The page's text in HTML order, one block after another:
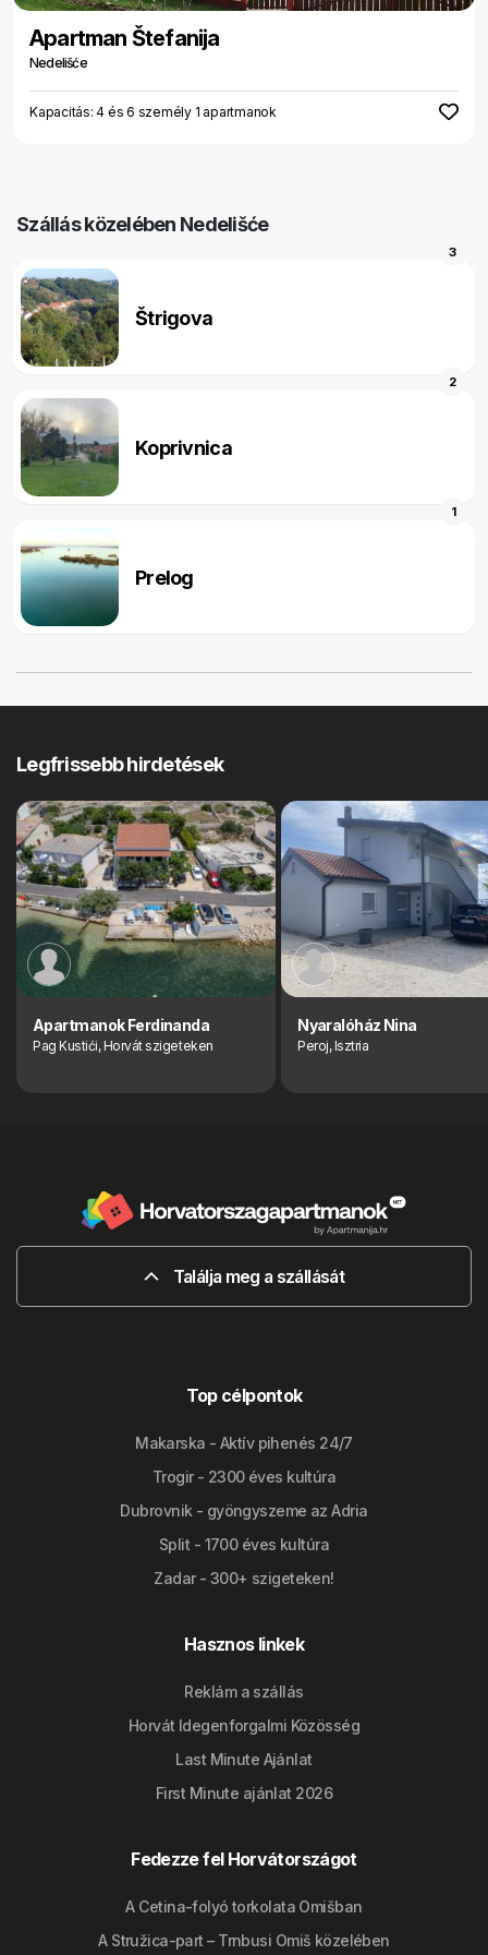
Apartman Štefanija
Nedelišće
Kapacitás: 4 és 6 személy 1 apartmanok
Szállás közelében Nedelišće
Štrigova
3
Koprivnica
2
Prelog
1
Legfrissebb hirdetések
Apartmanok Ferdinanda
Pag Kustići, Horvát szigeteken
Nyaralóház Nina
Peroj, Isztria
Találja meg a szállását
Top célpontok
Makarska - Aktív pihenés 24/7
Trogir - 2300 éves kultúra
Dubrovnik - gyöngyszeme az Adria
Split - 1700 éves kultúra
Zadar - 300+ szigeteken!
Hasznos linkek
Reklám a szállás
Horvát Idegenforgalmi Közösség
Last Minute Ajánlat
First Minute ajánlat 2026
Fedezze fel Horvátországot
A Cetina-folyó torkolata Omišban
A Stružica-part – Trnbusi Omiš közelében